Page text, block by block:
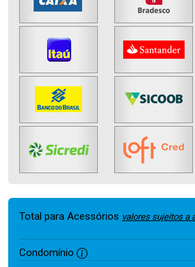
Total para Acessórios valores sujeitos a
Condomínio